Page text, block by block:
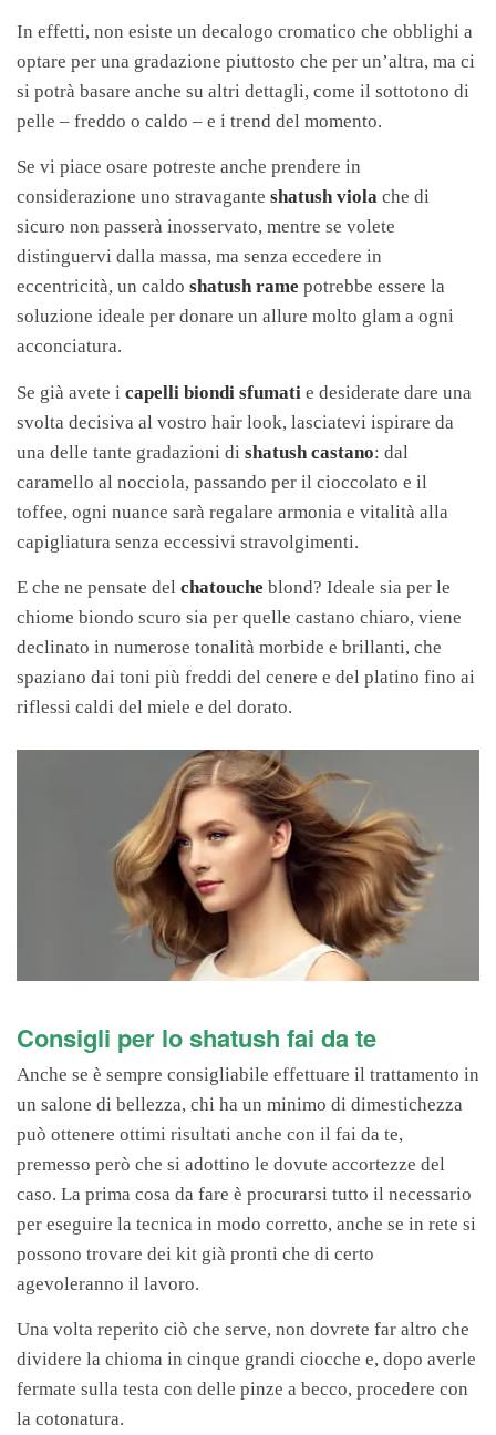
In effetti, non esiste un decalogo cromatico che obblighi a
optare per una gradazione piuttosto che per un’altra, ma ci
si potrà basare anche su altri dettagli, come il sottotono di
pelle – freddo o caldo – e i trend del momento.
Se vi piace osare potreste anche prendere in
considerazione uno stravagante shatush viola che di
sicuro non passerà inosservato, mentre se volete
distinguervi dalla massa, ma senza eccedere in
eccentricità, un caldo shatush rame potrebbe essere la
soluzione ideale per donare un allure molto glam a ogni
acconciatura.
Se già avete i capelli biondi sfumati e desiderate dare una
svolta decisiva al vostro hair look, lasciatevi ispirare da
una delle tante gradazioni di shatush castano: dal
caramello al nocciola, passando per il cioccolato e il
toffee, ogni nuance sarà regalare armonia e vitalità alla
capigliatura senza eccessivi stravolgimenti.
E che ne pensate del chatouche blond? Ideale sia per le
chiome biondo scuro sia per quelle castano chiaro, viene
declinato in numerose tonalità morbide e brillanti, che
spaziano dai toni più freddi del cenere e del platino fino ai
riflessi caldi del miele e del dorato.
Consigli per lo shatush fai da te
Anche se è sempre consigliabile effettuare il trattamento in
un salone di bellezza, chi ha un minimo di dimestichezza
può ottenere ottimi risultati anche con il fai da te,
premesso però che si adottino le dovute accortezze del
caso. La prima cosa da fare è procurarsi tutto il necessario
per eseguire la tecnica in modo corretto, anche se in rete si
possono trovare dei kit già pronti che di certo
agevoleranno il lavoro.
Una volta reperito ciò che serve, non dovrete far altro che
dividere la chioma in cinque grandi ciocche e, dopo averle
fermate sulla testa con delle pinze a becco, procedere con
la cotonatura.